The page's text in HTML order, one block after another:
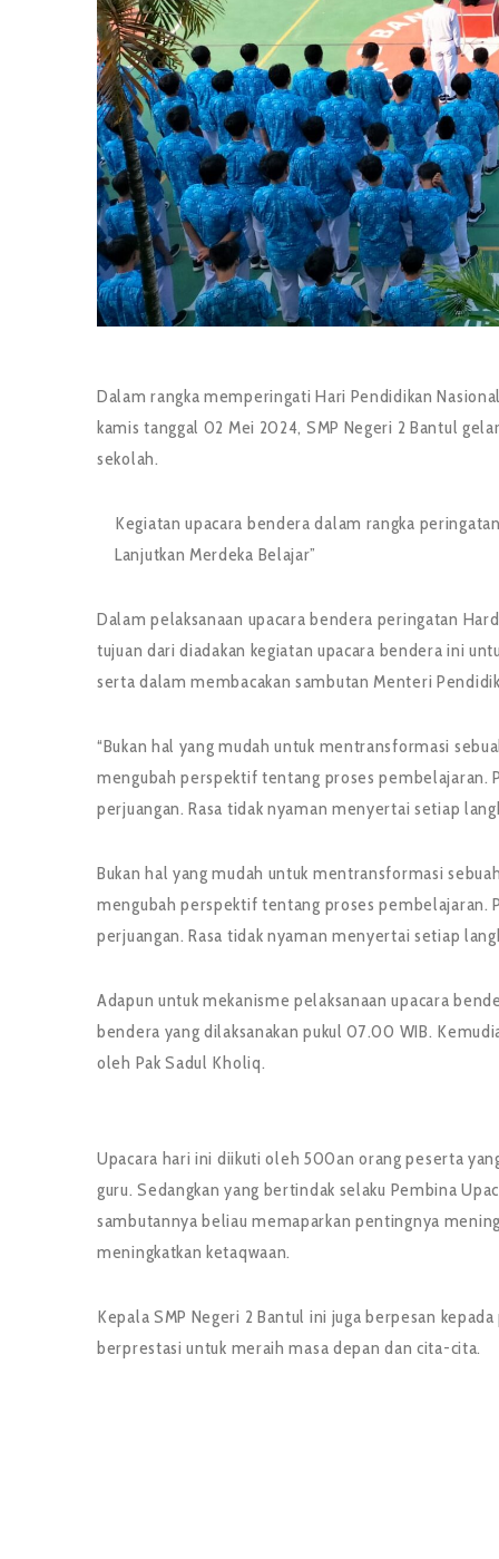
Dalam rangka memperingati Hari Pendidikan
kamis tanggal 02 Mei 2024, SMP Negeri 2 Bantul
sekolah.
Kegiatan upacara bendera dalam rangka
Lanjutkan Merdeka Belajar”
Dalam pelaksanaan upacara bendera peringatan
tujuan dari diadakan kegiatan upacara bendera ini
serta dalam membacakan sambutan Menteri
“Bukan hal yang mudah untuk mentransformasi
mengubah perspektif tentang proses pembelajaran.
perjuangan. Rasa tidak nyaman menyertai setiap
Bukan hal yang mudah untuk mentransformasi
mengubah perspektif tentang proses pembelajaran.
perjuangan. Rasa tidak nyaman menyertai setiap
Adapun untuk mekanisme pelaksanaan upacara
bendera yang dilaksanakan pukul 07.00 WIB.
oleh Pak Sadul Kholiq.
Upacara hari ini diikuti oleh 500an orang peserta
guru. Sedangkan yang bertindak selaku Pembina
sambutannya beliau memaparkan pentingnya
meningkatkan ketaqwaan.
Kepala SMP Negeri 2 Bantul ini juga berpesan
berprestasi untuk meraih masa depan dan cita-cita.